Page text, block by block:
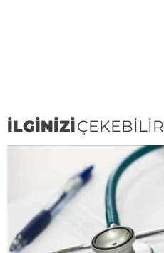
İLGİNİZİÇEKEBİLİR